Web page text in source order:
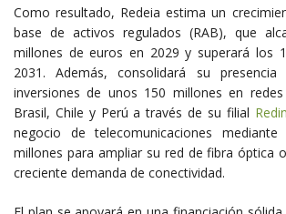
Como resultado, Redeia estima un
base de activos regulados (RAB), que
millones de euros en 2029 y superará los
2031. Además, consolidará su presencia
inversiones de unos 150 millones en
Brasil, Chile y Perú a través de su filial
negocio de telecomunicaciones
millones para ampliar su red de fibra óptica
creciente demanda de conectividad.